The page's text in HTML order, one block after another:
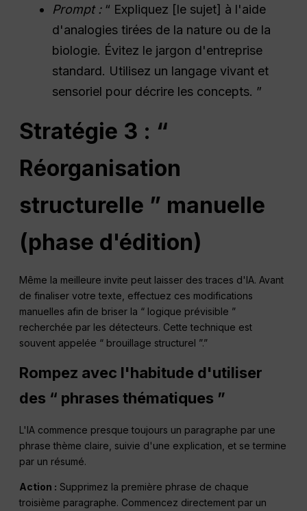
Prompt :“ Expliquez [le sujet] à l'aide
d'analogies tirées de la nature ou de la
biologie. Évitez le jargon d'entreprise
standard. Utilisez un langage vivant et
sensoriel pour décrire les concepts. ”
Stratégie 3 : “
Réorganisation
structurelle ” manuelle
(phase d'édition)
Même la meilleure invite peut laisser des traces d'IA. Avant
de finaliser votre texte, effectuez ces modifications
manuelles afin de briser la “ logique prévisible ”
recherchée par les détecteurs. Cette technique est
souvent appelée “ brouillage structurel ”.”
Rompez avec l'habitude d'utiliser
des “ phrases thématiques ”
L'IA commence presque toujours un paragraphe par une
phrase thème claire, suivie d'une explication, et se termine
par un résumé.
Action : Supprimez la première phrase de chaque
troisième paragraphe. Commencez directement par un